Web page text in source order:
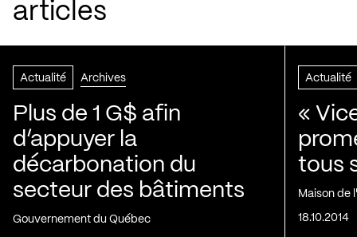
articles
Actualité Archives
Plus de 1 G$ afin
d’appuyer la
décarbonation du
secteur des bâtiments
Gouvernement du Québec
Actualité
«
tous
Maison de
18.10.2014